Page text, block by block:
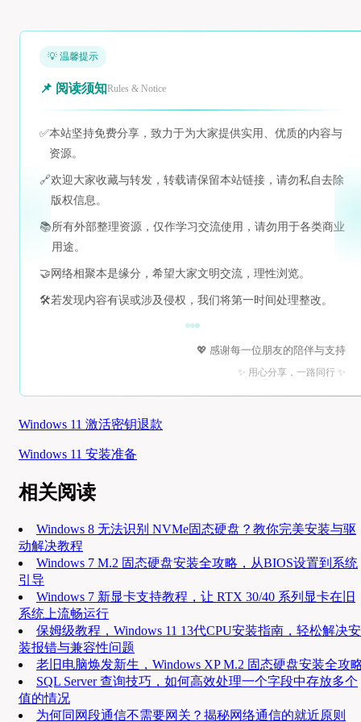
💡 温馨提示
📌 阅读须知Rules & Notice
✅本站坚持免费分享，致力于为大家提供实用、优质的内容与
资源。
🔗欢迎大家收藏与转发，转载请保留本站链接，请勿私自去除
版权信息。
📚所有外部整理资源，仅作学习交流使用，请勿用于各类商业
用途。
🤝 网络相聚本是缘分，希望大家文明交流，理性浏览。
🛠️若发现内容有误或涉及侵权，我们将第一时间处理整改。
💖 感谢每一位朋友的陪伴与支持
✨ 用心分享，一路同行 ✨
Windows 11 激活密钥退款
Windows 11 安装准备
相关阅读
Windows 8 无法识别 NVMe固态硬盘？教你完美安装与驱
动解决教程
Windows 7 M.2 固态硬盘安装全攻略，从BIOS设置到系统
引导
Windows 7 新显卡支持教程，让 RTX 30/40 系列显卡在旧
系统上流畅运行
保姆级教程，Windows 11 13代CPU安装指南，轻松解决安
装报错与兼容性问题
老旧电脑焕发新生，Windows XP M.2 固态硬盘安装全攻
SQL Server 查询技巧，如何高效处理一个字段中存放多个
值的情况
为何同网段通信不需要网关？揭秘网络通信的就近原则